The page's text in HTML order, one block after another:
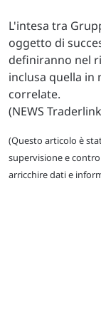
L'intesa tra
oggetto di
definiranno nel
inclusa quella
correlate.
(NEWS
(Questo articolo è
supervisione e
arricchire dati e